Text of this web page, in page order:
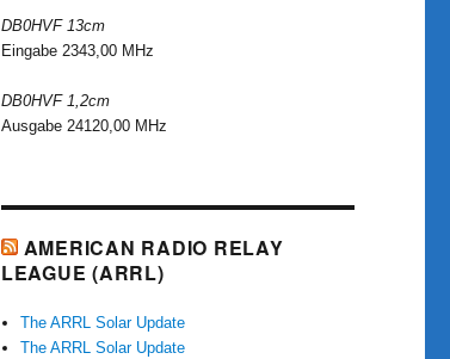
DB0HVF 13cm
Eingabe 2343,00 MHz
DB0HVF 1,2cm
Ausgabe 24120,00 MHz
AMERICAN RADIO RELAY
LEAGUE (ARRL)
The ARRL Solar Update
The ARRL Solar Update